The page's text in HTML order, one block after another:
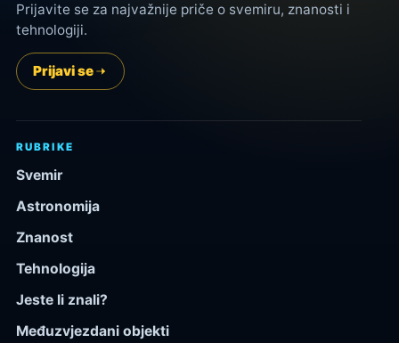
Prijavite se za najvažnije priče o svemiru, znanosti i
tehnologiji.
Prijavi se
RUBRIKE
Svemir
Astronomija
Znanost
Tehnologija
Jeste li znali?
Međuzvjezdani objekti